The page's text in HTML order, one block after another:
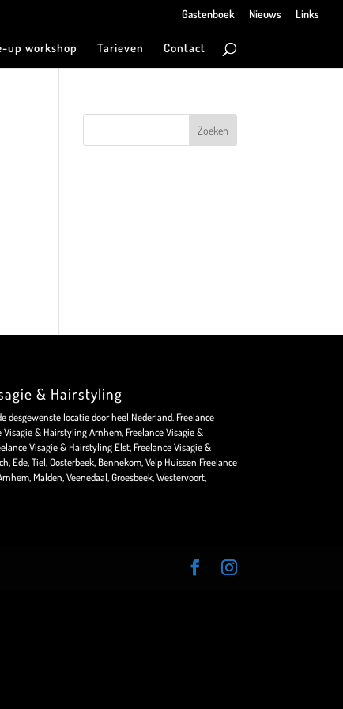
Gastenboek Nieuws Links
up workshop Tarieven Contact
& Hairstyling
desgewenste locatie door heel Nederland. Freelance
& Hairstyling Arnhem, Freelance Visagie &
Visagie & Hairstyling Elst, Freelance Visagie &
Ede, Tiel, Oosterbeek, Bennekom, Velp Huissen Freelance
Malden, Veenedaal, Groesbeek, Westervoort,